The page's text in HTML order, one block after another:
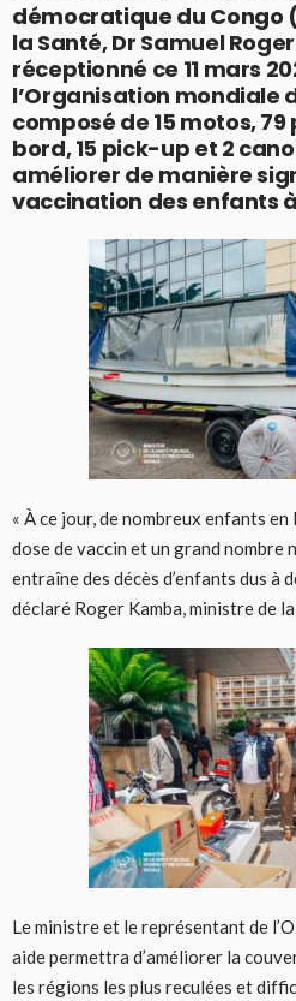
démocratique du Congo
la Santé, Dr Samuel
réceptionné ce 11 mars
l’Organisation mondiale
composé de 15 motos,
bord, 15 pick-up et 2
améliorer de manière
vaccination des enfants
« À ce jour, de nombreux enfants en
dose de vaccin et un grand nombre
entraîne des décès d’enfants dus à
déclaré Roger Kamba, ministre de
Le ministre et le représentant de
aide permettra d’améliorer la
les régions les plus reculées et